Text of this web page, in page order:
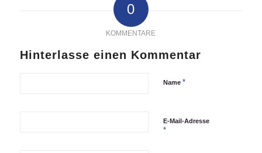
0
KOMMENTARE
Hinterlasse einen Kommentar
Name *
E-Mail-Adresse
*